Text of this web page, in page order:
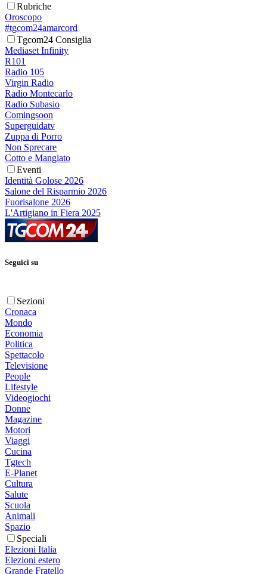
Rubriche
Oroscopo
#tgcom24amarcord
Tgcom24 Consiglia
Mediaset Infinity
R101
Radio 105
Virgin Radio
Radio Montecarlo
Radio Subasio
Comingsoon
Superguidatv
Zuppa di Porro
Non Sprecare
Cotto e Mangiato
Eventi
Identità Golose 2026
Salone del Risparmio 2026
Fuorisalone 2026
L'Artigiano in Fiera 2025
Seguici su
Sezioni
Cronaca
Mondo
Economia
Politica
Spettacolo
Televisione
People
Lifestyle
Videogiochi
Donne
Magazine
Motori
Viaggi
Cucina
Tgtech
E-Planet
Cultura
Salute
Scuola
Animali
Spazio
Speciali
Elezioni Italia
Elezioni estero
Grande Fratello